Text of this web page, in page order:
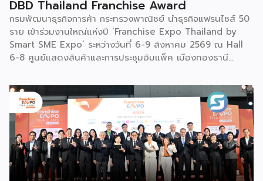
เครื่องดื่มสเลอปี้ให้ผู้ร่วมงานได้ชิมสดๆ หน้าบูธ เพื่อดึงดูดและ
สร้างประสบการณ์ให้คนในงานได้ทดลองสัมผัสสินค้าจริง และหาก
ใครสนใจก็สามารถซื้อ หัวเชื้อ กลับไปทำเครื่องดื่มต่อเองที่บ้านได้
เช่นกัน […]
DBD Thailand Franchise Award
กรมพัฒนาธุรกิจการค้า กระทรวงพาณิชย์ นำธุรกิจแฟรนไชส์ 50
ราย เข้าร่วมงานใหญ่แห่งปี ‘Franchise Expo Thailand by
Smart SME Expo’ ระหว่างวันที่ 6-9 สิงหาคม 2569 ณ Hall
6-8 ศูนย์แสดงสินค้าและการประชุมอิมแพ็ค เมืองทองธานี
2026 ให้แก่ผู้ประกอบธุรกิจแฟรนไชส์ที่อยู่ในการส่งเสริมสนับสนุน
ของกรมฯ นายพูนพงษ์ นัยนาภากรณ์ อธิบดีกรมพัฒนาธุรกิจ
การค้า กระทรวงพาณิชย์ เปิดเผยภายหลังเป็นประธานเปิดงาน
“งานแฟรนไชส์ เอ็กซ์โป ไทยแลนด์ บาย สมาร์ท เอสเอ็มอี เอ็กซ์
โป (Franchise Expo Thailand by Smart SME Expo)” ซึ่ง
เป็นงานแสดงธุรกิจแฟรนไชส์ชั้นนำที่จัดขึ้นโดย บริษัท พีเอ็มจี
คอร์ปอเรชัน จำกัด เพื่อยกระดับศักยภาพของผู้ประกอบการและ
เจ้าของธุรกิจที่ต้องการขยายกิจการผ่านระบบแฟรนไชส์ […]